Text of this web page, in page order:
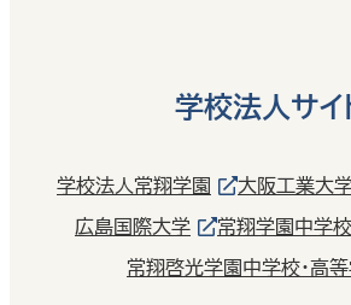
学校法人サイ
学校法人常翔学園 大阪工業大
広島国際大学 常翔学園中学
常翔啓光学園中学校・高